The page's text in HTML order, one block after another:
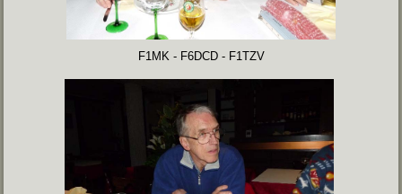
F1MK - F6DCD - F1TZV